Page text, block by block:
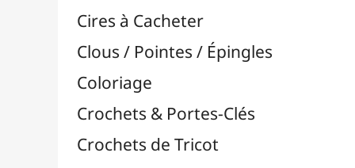
Horlogerie - Mécanismes & Aiguilles
Masques
Massicots & Lames
Oeillets & Rivets
Petites Pinces